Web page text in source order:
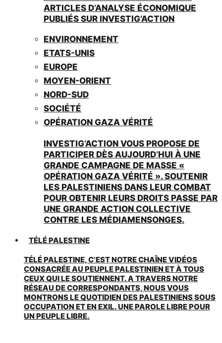
ARTICLES D’ANALYSE ÉCONOMIQUE
PUBLIÉS SUR INVESTIG’ACTION
ENVIRONNEMENT
ETATS-UNIS
EUROPE
MOYEN-ORIENT
NORD-SUD
SOCIÉTÉ
OPÉRATION GAZA VÉRITÉ
INVESTIG’ACTION VOUS PROPOSE DE
PARTICIPER DÈS AUJOURD’HUI À UNE
GRANDE CAMPAGNE DE MASSE «
OPÉRATION GAZA VÉRITÉ ». SOUTENIR
LES PALESTINIENS DANS LEUR COMBAT
POUR OBTENIR LEURS DROITS PASSE PAR
UNE GRANDE ACTION COLLECTIVE
CONTRE LES MÉDIAMENSONGES.
TÉLÉ PALESTINE
TÉLÉ PALESTINE, C’EST NOTRE CHAÎNE VIDÉOS
CONSACRÉE AU PEUPLE PALESTINIEN ET À TOUS
CEUX QUI LE SOUTIENNENT. A TRAVERS NOTRE
RÉSEAU DE CORRESPONDANTS, NOUS VOUS
MONTRONS LE QUOTIDIEN DES PALESTINIENS SOUS
OCCUPATION ET EN EXIL. UNE PAROLE LIBRE POUR
UN PEUPLE LIBRE.